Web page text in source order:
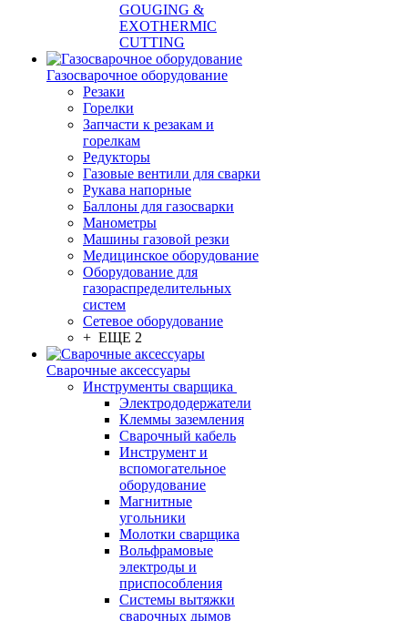
GOUGING &
EXOTHERMIC
CUTTING
Газосварочное оборудование
Резаки
Горелки
Запчасти к резакам и
горелкам
Редукторы
Газовые вентили для сварки
Рукава напорные
Баллоны для газосварки
Манометры
Машины газовой резки
Медицинское оборудование
Оборудование для
газораспределительных
систем
Сетевое оборудование
+ ЕЩЕ 2
Сварочные аксессуары
Инструменты сварщика
Электрододержатели
Клеммы заземления
Сварочный кабель
Инструмент и
вспомогательное
оборудование
Магнитные
угольники
Молотки сварщика
Вольфрамовые
электроды и
приспособления
Системы вытяжки
сварочных дымов